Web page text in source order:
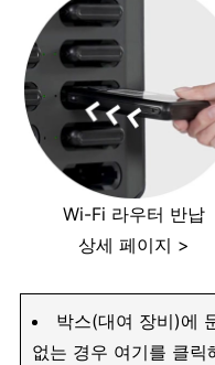
Wi-Fi 라우터 반납
상세 페이지 >
박스(대여 장비)에
없는 경우 여기를 클릭